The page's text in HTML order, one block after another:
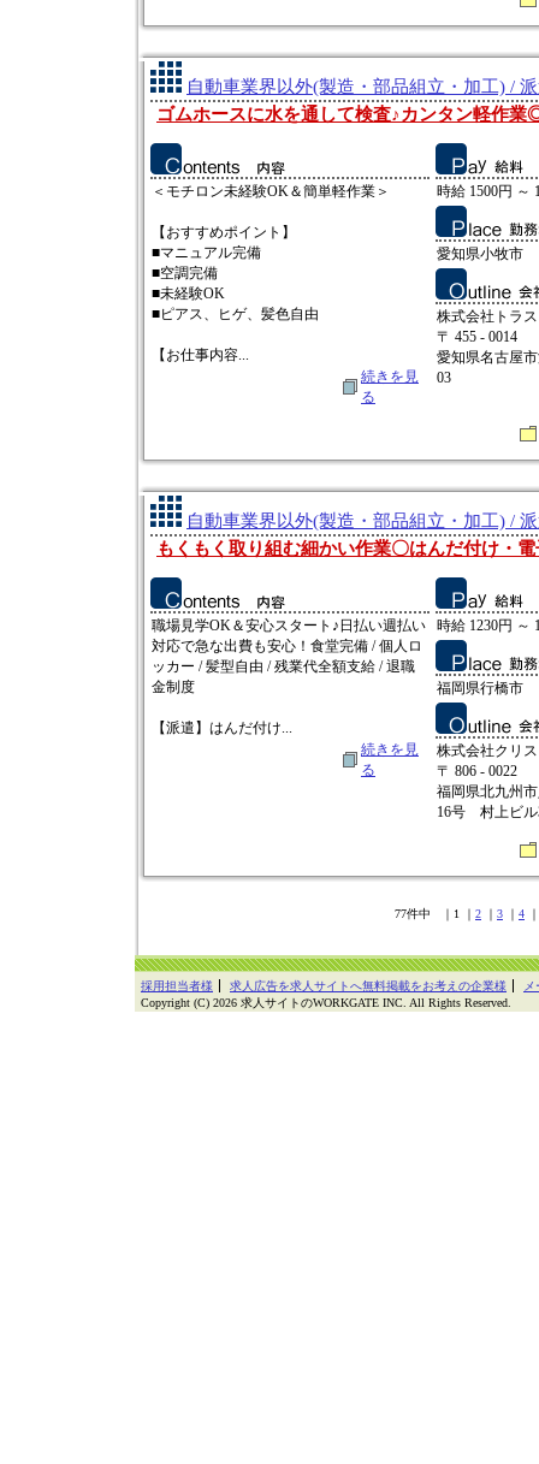
自動車業界以外(製造・部品組立・加工) /
ゴムホースに水を通して検査♪カンタン軽作業
＜モチロン未経験OK＆簡単軽作業＞
【おすすめポイント】
■マニュアル完備
■空調完備
■未経験OK
■ピアス、ヒゲ、髪色自由
【お仕事内容...
続きを見
る
時給 1500円 ～
愛知県小牧市
株式会社トラ
〒 455 - 0014
愛知県名古屋
03
自動車業界以外(製造・部品組立・加工) /
もくもく取り組む細かい作業〇はんだ付け・
職場見学OK＆安心スタート♪日払い週払い
対応で急な出費も安心！食堂完備 / 個人ロ
ッカー / 髪型自由 / 残業代全額支給 / 退職
金制度
【派遣】はんだ付け...
続きを見
る
時給 1230円 ～
福岡県行橋市
株式会社クリ
〒 806 - 0022
福岡県北九州
16号 村上ビル
77件中 ｜1 ｜ 2 ｜ 3 ｜ 4 ｜
採用担当者様 求人広告を求人サイトへ無料掲載をお考えの企業様
Copyright (C) 2026 求人サイトのWORKGATE INC. All Rights Reserved.